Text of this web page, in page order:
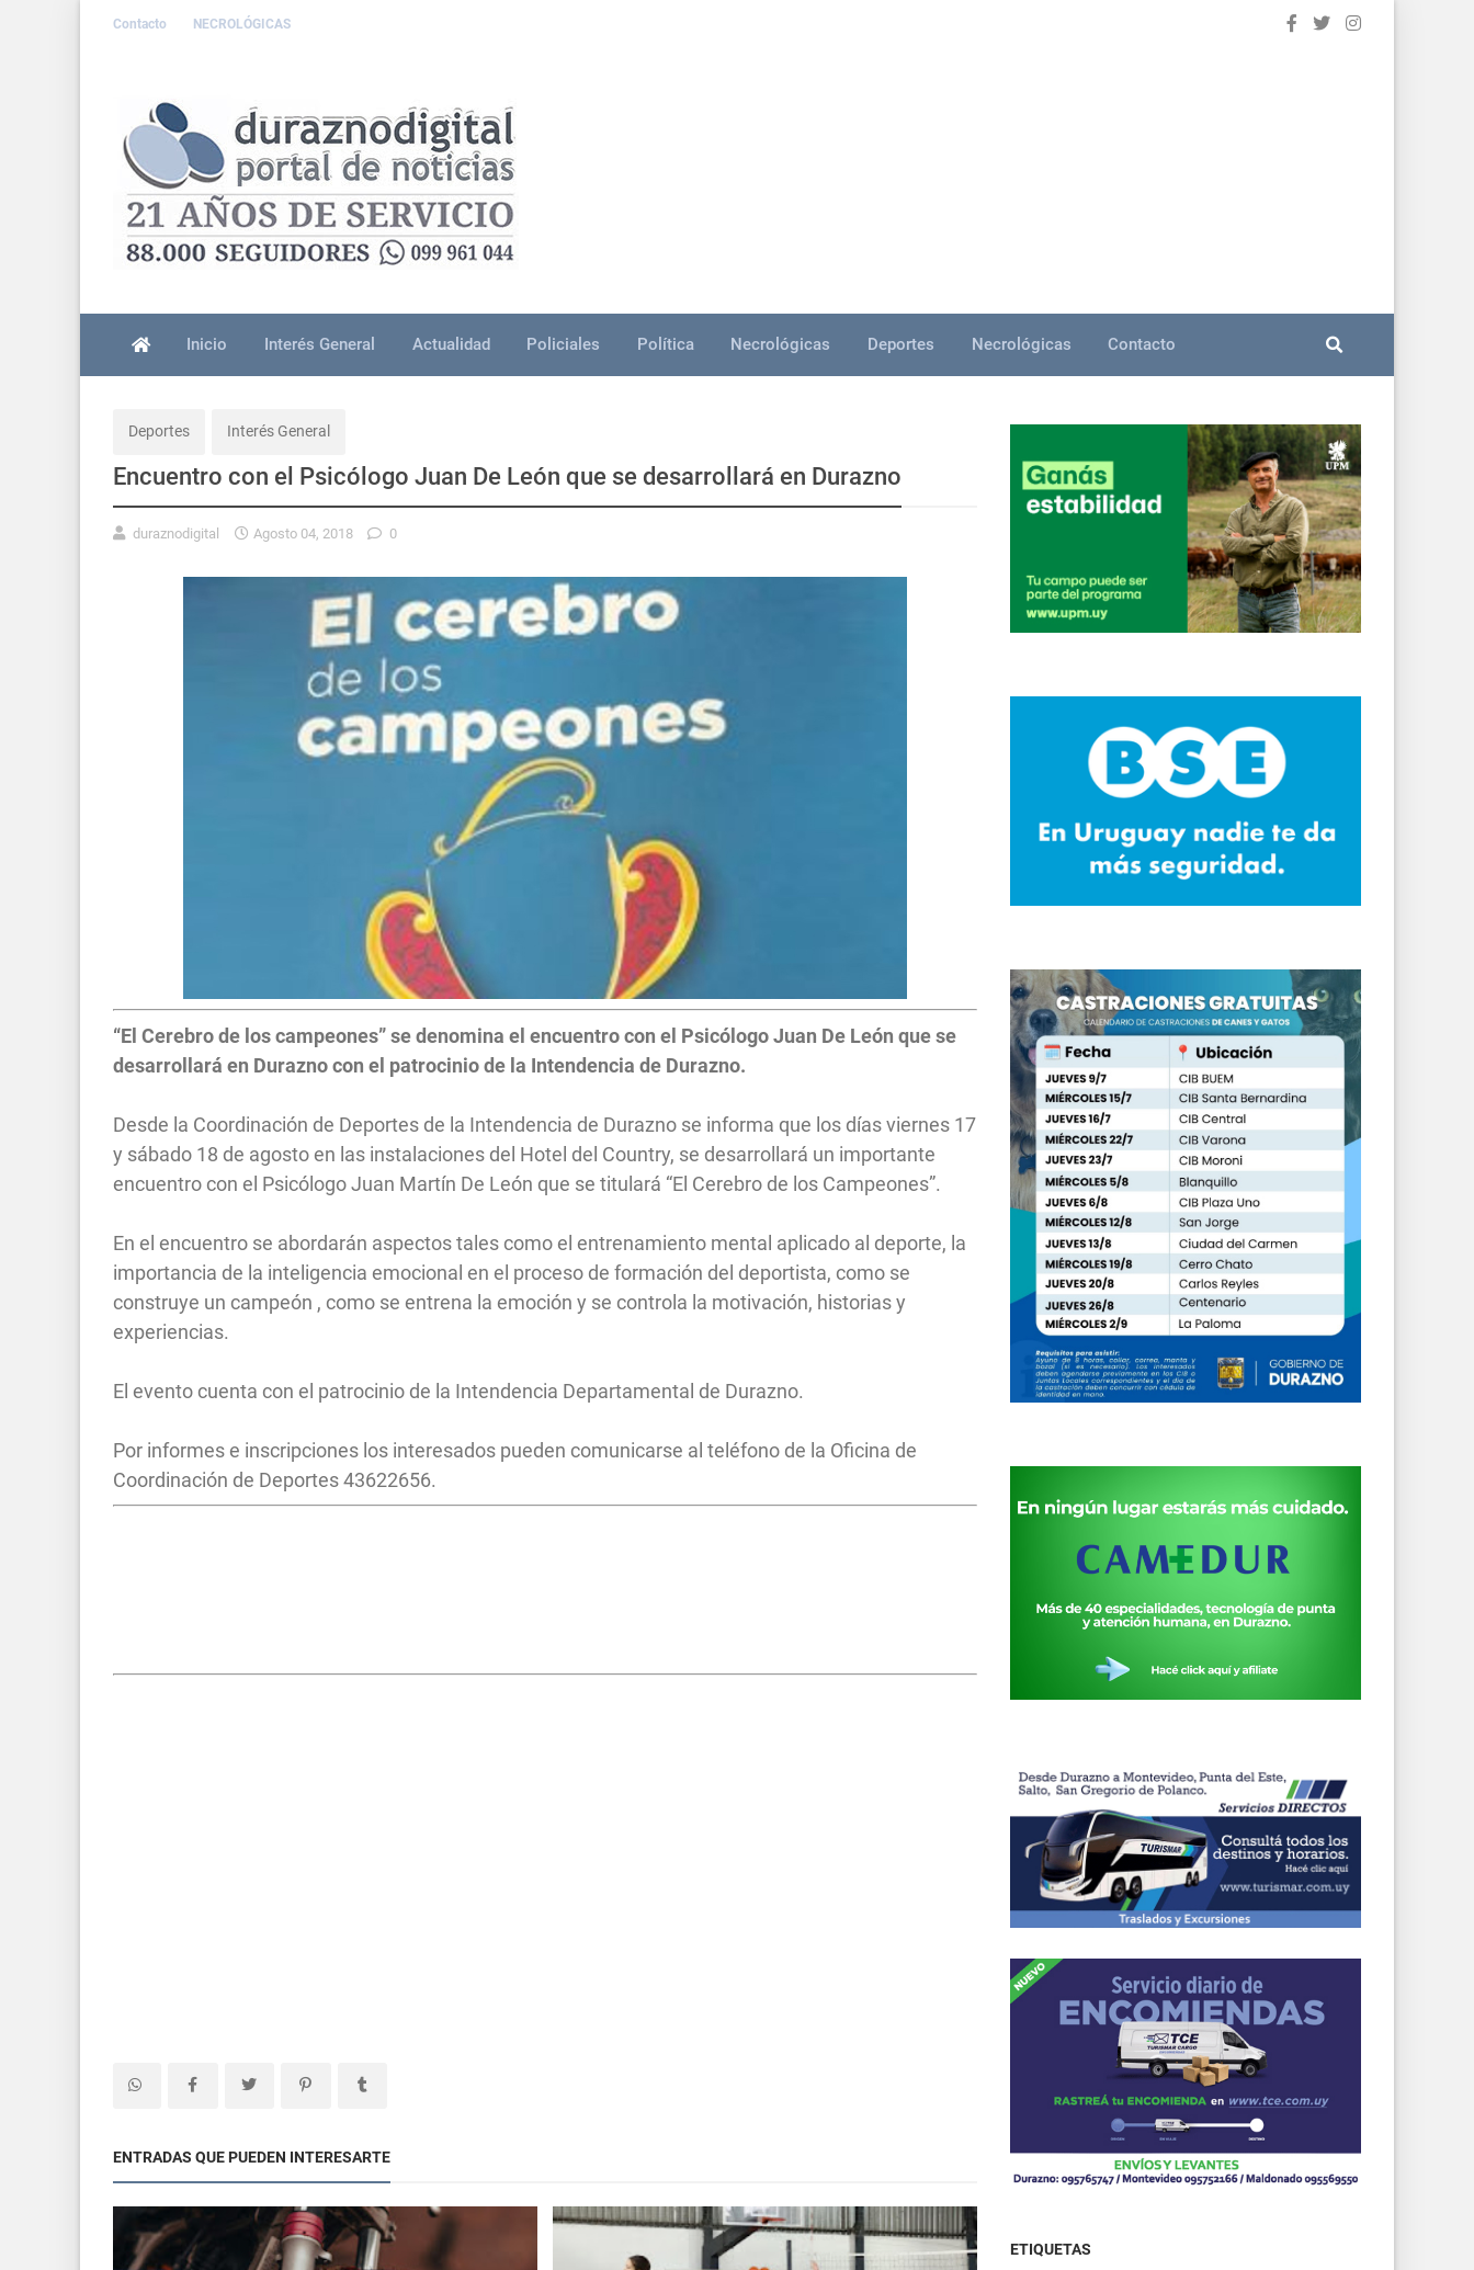
Contacto NECROLÓGICAS
Inicio Interés General Actualidad Policiales Política Necrológicas Deportes Necrológicas Contacto
Deportes Interés General
Encuentro con el Psicólogo Juan De León que se desarrollará en Durazno
duraznodigital Agosto 04, 2018 0
“El Cerebro de los campeones” se denomina el encuentro con el Psicólogo Juan De León que se
desarrollará en Durazno con el patrocinio de la Intendencia de Durazno.
Desde la Coordinación de Deportes de la Intendencia de Durazno se informa que los días viernes 17
y sábado 18 de agosto en las instalaciones del Hotel del Country, se desarrollará un importante
encuentro con el Psicólogo Juan Martín De León que se titulará “El Cerebro de los Campeones”.
En el encuentro se abordarán aspectos tales como el entrenamiento mental aplicado al deporte, la
importancia de la inteligencia emocional en el proceso de formación del deportista, como se
construye un campeón , como se entrena la emoción y se controla la motivación, historias y
experiencias.
El evento cuenta con el patrocinio de la Intendencia Departamental de Durazno.
Por informes e inscripciones los interesados pueden comunicarse al teléfono de la Oficina de
Coordinación de Deportes 43622656.
ENTRADAS QUE PUEDEN INTERESARTE
ETIQUETAS